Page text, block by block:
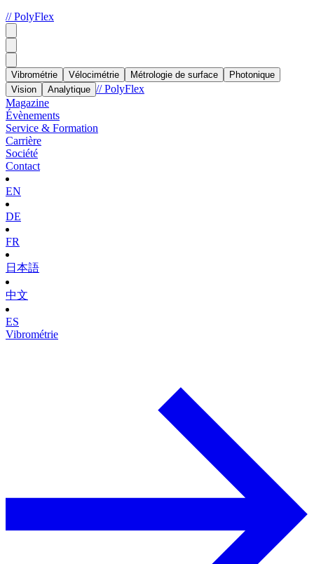
// PolyFlex
Vibrométrie Vélocimétrie Métrologie de surface
Photonique
Vision
Analytique // PolyFlex
Magazine
Évènements
Service & Formation
Carrière
Société
Contact
EN
DE
FR
日本語
中文
ES
Vibrométrie